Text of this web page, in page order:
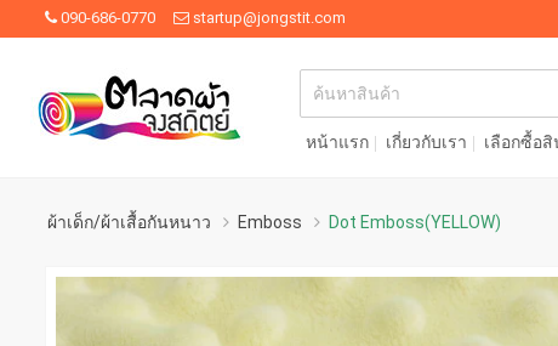
090-686-0770 startup@jongstit.com
หน้าแรก เกี่ยวกับเรา เลือกซื้อ
ผ้าเด็ก/ผ้าเสื้อกันหนาว Emboss Dot Emboss(YELLOW)